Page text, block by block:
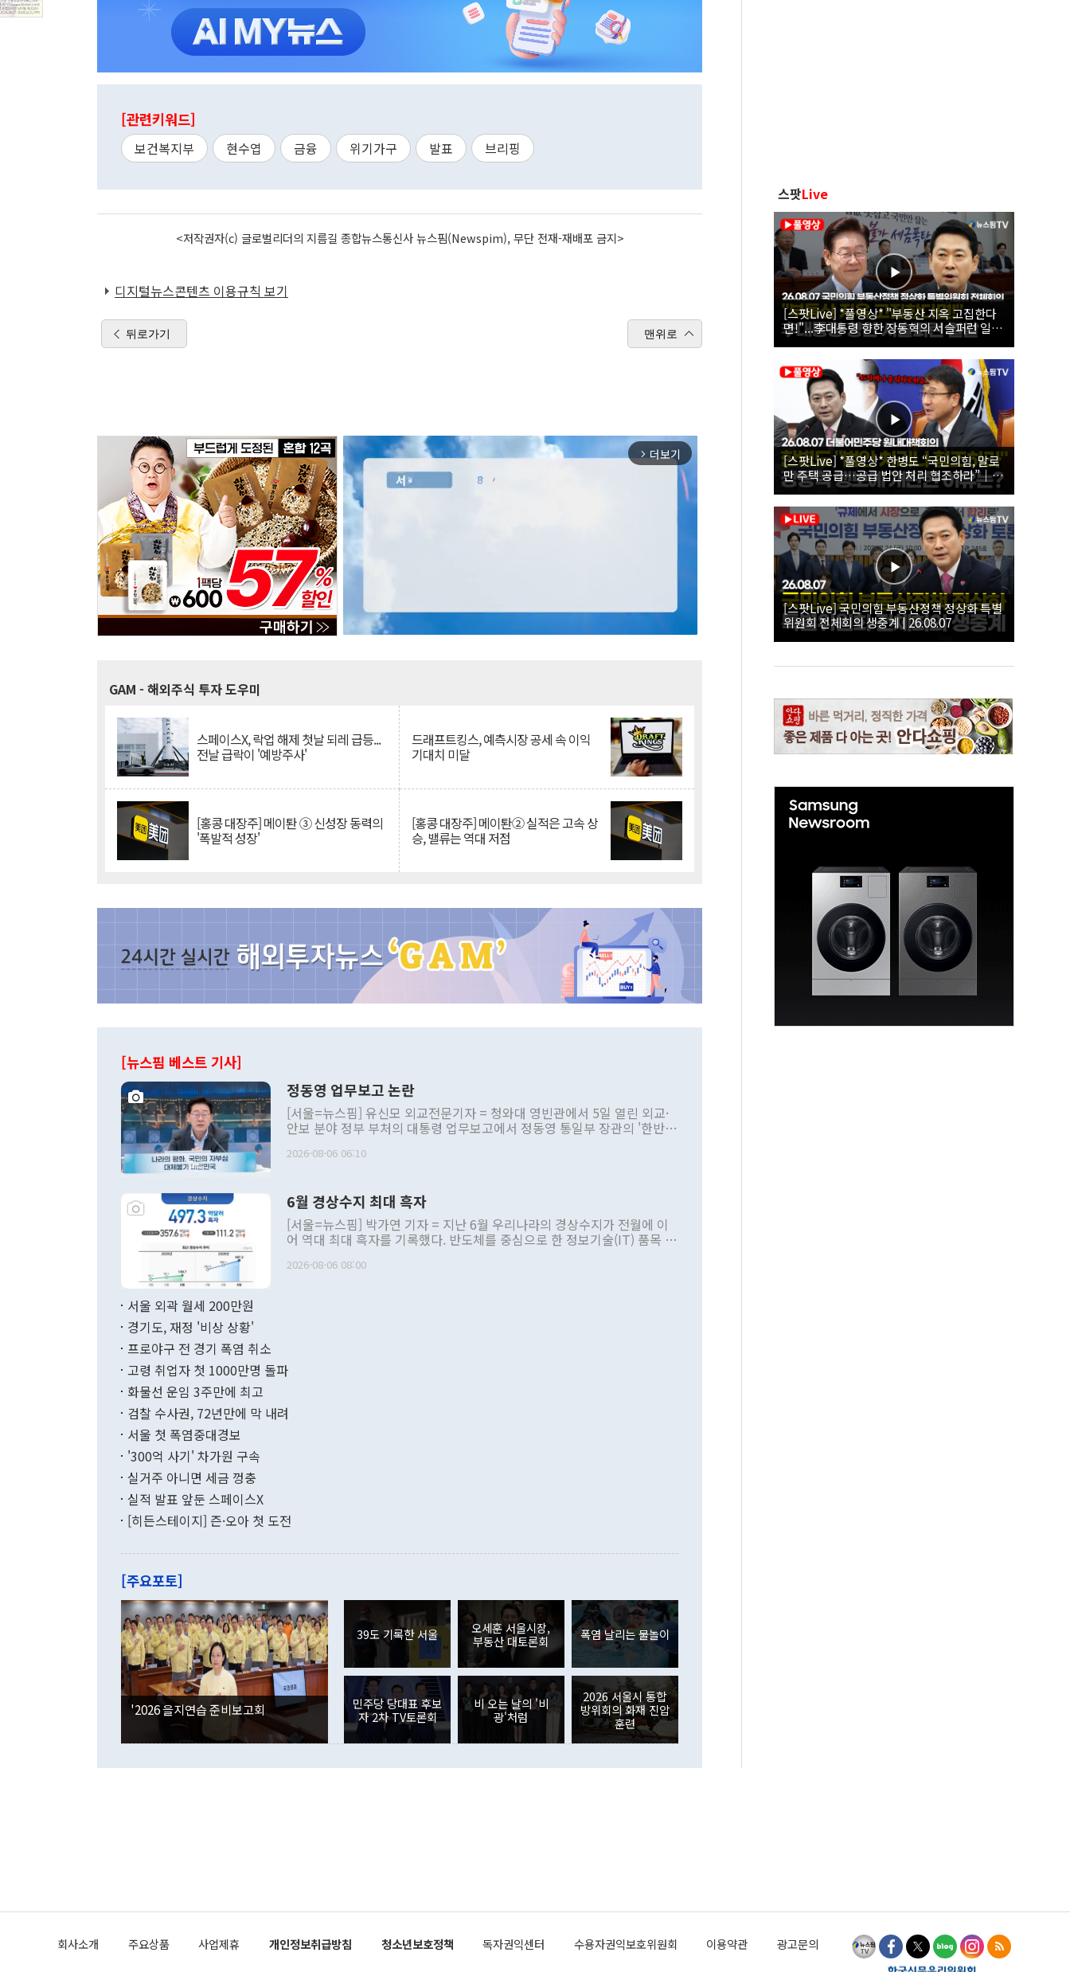
[관련키워드]
보건복지부 현수엽 금융 위기가구 발표 브리핑
<저작권자(c) 글로벌리더의 지름길 종합뉴스통신사 뉴스핌(Newspim), 무단 전재-재배포 금지>
디지털뉴스콘텐츠 이용규칙 보기
뒤로가기 맨위로
arrow_forward_ios 더보기
GAM - 해외주식 투자 도우미
스페이스X, 락업 해제 첫날 되레 급등...
전날 급락이 '예방주사'
드래프트킹스, 예측시장 공세 속 이익
기대치 미달
[홍콩 대장주] 메이퇀 ③ 신성장 동력의
'폭발적 성장'
[홍콩 대장주] 메이퇀② 실적은 고속 상
승, 밸류는 역대 저점
[뉴스핌 베스트 기사]
정동영 업무보고 논란
[서울=뉴스핌] 유신모 외교전문기자 = 청와대 영빈관에서 5일 열린 외교·
안보 분야 정부 부처의 대통령 업무보고에서 정동영 통일부 장관의 '한반도
발언 중에는 정부 내 조율을 거치지 않은 사안을 정책으로 추진하겠다고 공
주의적 희망에 근거한 비현실적 구상'이라는 비판을 내놨다. 그동안 정 장
관의 대북 정책 관련 발언이 물의를 빚은 적은 여러 번 있지만 대통령과 유
관 부처 장관이 공개적으로 부정적 입장을 표명한 것은 이례적이다. 정 장
관의 무리한 대북 접근법과 월권을 제어해야 한다는 목소리도 높아지고 있
다. [정동영 통일부 장관이 지난달 23일 오후 서울 종로구 정부서울청사에
무너졌다고도 했다. 또 "현 시점에서 흘러간 선(先)비핵화만 되뇌는 것은
함께 4자 대화의 동력을 확보하기 위해 최선을 다할 것"이라고 말했다. 하
"우리의 선의대로 하는 게 과연 한반도의 평화와 안정에 플러스냐, 결론적
관은 업무보고 사후 브리핑에서 정 장관이 언급한 '4자 회담'에 대해 "이상
이 9월 러시아 블라디보스토크에서 열리는 '동방경제포럼(EEF)'을 언급하
며 "정부 차원에서 (참석을) 검토하고 있다"고 발언한 데 대해서도 조 장관
은 "그것은 외교부의 몫"이라며 "아직 거기까지 진도가 나가지 않았다"고
잘랐다. 정 장관이 이날 소개한 대북 구상과 설명은 정부 내 조율을 거치지
않았다는 점에서 문제가 있다. 특히 주적 표현 대체와 국호 사용, 9·19 군
사합의 복원, 4자회담 추진 등은 통일부 장관이 결정할 사안이 아니어서 월
권이라는 지적이 나오고 있다. 이 대통령은 정 장관의 업무보고를 듣고 난
뒤 "여기 업무보고에 발표했다고 승인난 건 아니다"라고 재차 확인했다. 정
부의 한 소식통은 "정 장관의 발언 내용은 대부분 국가안전보장회의(NSC)
를 거쳐 결정된 사안이 아닌 정 장관의 개인적 생각에 가깝다"며 "안보 관
련 부처 장관이 정부의 공식 정책이 아닌 사안을 추진하겠다고 업무보고를
하고 대통령의 면전에서 '국군통수권자가 나서야 한다'고 주장한 것은 심각
이나 미국은 북한에 선비핵화를 공식적으로 요구한 적이 없기 때문이다. 지
공하는 방식으로 이뤄졌다. 1994년 북·미 제네바 기본합의는 핵시설 동결
2026-08-06 06:10
6월 경상수지 최대 흑자
[서울=뉴스핌] 박가연 기자 = 지난 6월 우리나라의 경상수지가 전월에 이
어 역대 최대 흑자를 기록했다. 반도체를 중심으로 한 정보기술(IT) 품목 수
료=한국은행] 한국은행이 6일 발표한 '2026년 6월 국제수지(잠정)'에 따르
며 월간 기준 처음으로 1000억달러를 넘어섰다. 상품수입은 644억8000만
196.9% 급증했고 컴퓨터·주변기기(SSD)는 282.7% 증가했다. IT 품목
수출은 160.4% 늘었으며 비IT 품목도 ▲석유제품(47.5%) ▲화공품
기록했지만 지식재산권사용료수지는 전월 흑자에서 4억4000만달러 적자
로 전환됐다. 본원소득수지는 배당소득을 중심으로 32억7000만달러 흑자
는 배당수입이 늘어난 데다 전월 분기배당에 따른 기저효과로 배당지급이
였던 올해 3월(369억9000만달러)을 넘어선 것이다. 직접투자에서는 내국
인의 해외투자가 80억1000만달러, 외국인의 국내투자가 46억3000만달러
각각 증가했다. 증권투자에서는 외국인의 국내 주식 매도세가 이어졌다. 외
국인의 국내 주식 투자는 차익실현 매도 등의 영향으로 316억1000만달러
감소하며 전월(-310억5000만달러)에 이어 역대 최대 순매도 기록을 다시
경신했다. 외국인의 국내 채권투자는 세계국채지수(WGBI) 자금 유입에도
분기 말 만기도래 영향으로 증가 폭이 줄어든 52억9000만달러를 기록했
다. 내국인의 해외 증권투자는 주식을 중심으로 35억6000만달러 증가했
다. eoyn2@newspim.com
2026-08-06 08:00
서울 외곽 월세 200만원
경기도, 재정 '비상 상황'
프로야구 전 경기 폭염 취소
고령 취업자 첫 1000만명 돌파
화물선 운임 3주만에 최고
검찰 수사권, 72년만에 막 내려
서울 첫 폭염중대경보
'300억 사기' 차가원 구속
실거주 아니면 세금 껑충
실적 발표 앞둔 스페이스X
[히든스테이지] 즌·오아 첫 도전
[주요포토]
'2026 을지연습 준비보고회
39도 기록한 서울
오세훈 서울시장,
부동산 대토론회
폭염 날리는 물놀이
민주당 당대표 후보
자 2차 TV토론회
비 오는 날의 '비
광'처럼
2026 서울시 통합
방위회의 화재 진압
훈련
스팟Live
[스팟Live] *풀영상* "부동산 지옥 고집한다
면!"...李대통령 향한 장동혁의 서슬퍼런 일갈
| 26.08.07 국민의힘 부동산정책 정상화 특별
위원회 전체회의
[스팟Live] *풀영상* 한병도 “국민의힘, 말로
만 주택 공급…공급 법안 처리 협조하라”｜
26.08.07 더불어민주당 원내대책회의
[스팟Live] 국민의힘 부동산정책 정상화 특별
위원회 전체회의 생중계 | 26.08.07
회사소개 주요상품 사업제휴 개인정보취급방침 청소년보호정책 독자권익센터 수용자권익보호위원회 이용약관 광고문의